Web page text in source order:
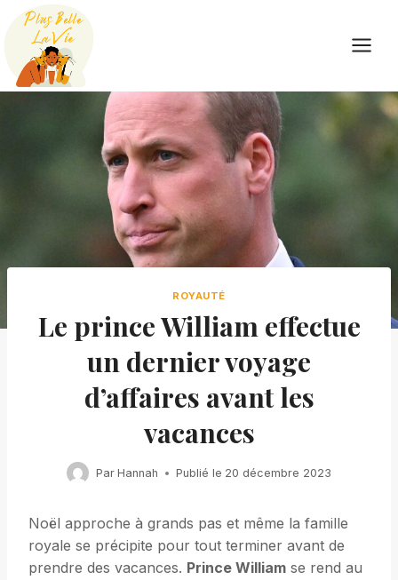
Skip
content
ROYAUTÉ
Le prince William effectue
un dernier voyage
d’affaires avant les
vacances
Par Hannah Publié le 20 décembre 2023
Noël approche à grands pas et même la famille
royale se précipite pour tout terminer avant de
prendre des vacances. Prince William se rend au